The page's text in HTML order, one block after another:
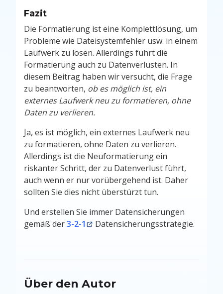
Fazit
Die Formatierung ist eine Komplettlösung, um
Probleme wie Dateisystemfehler usw. in einem
Laufwerk zu lösen. Allerdings führt die
Formatierung auch zu Datenverlusten. In
diesem Beitrag haben wir versucht, die Frage
zu beantworten, ob es möglich ist, ein
externes Laufwerk neu zu formatieren, ohne
Daten zu verlieren.
Ja, es ist möglich, ein externes Laufwerk neu
zu formatieren, ohne Daten zu verlieren.
Allerdings ist die Neuformatierung ein
riskanter Schritt, der zu Datenverlust führt,
auch wenn er nur vorübergehend ist. Daher
sollten Sie dies nicht überstürzt tun.
Und erstellen Sie immer Datensicherungen
gemäß der3-2-1 Datensicherungsstrategie.
Über den Autor